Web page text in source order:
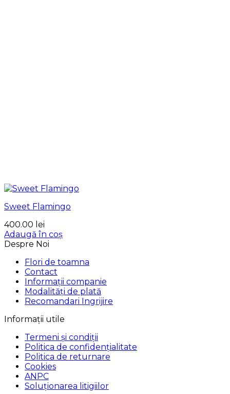
Sweet Flamingo
400.00 lei
Adaugă în coș
Despre Noi
Flori de toamna
Contact
Informații companie
Modalități de plată
Recomandari Ingrijire
Informații utile
Termeni și condiții
Politica de confidențialitate
Politica de returnare
Cookies
ANPC
Soluționarea litigiilor